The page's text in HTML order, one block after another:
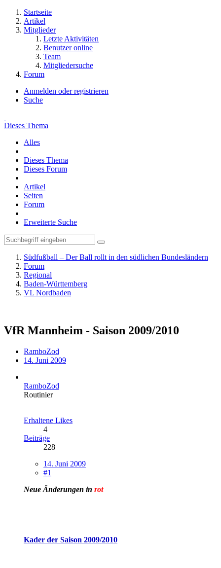
Startseite
Artikel
Mitglieder
Letzte Aktivitäten
Benutzer online
Team
Mitgliedersuche
Forum
Anmelden oder registrieren
Suche
Dieses Thema
Alles
Dieses Thema
Dieses Forum
Artikel
Seiten
Forum
Erweiterte Suche
Südfußball – Der Ball rollt in den südlichen Bundesländern
Forum
Regional
Baden-Württemberg
VL Nordbaden
VfR Mannheim - Saison 2009/2010
RamboZod
14. Juni 2009
RamboZod
Routinier
Erhaltene Likes
4
Beiträge
228
14. Juni 2009
#1
Neue Änderungen in rot
Kader der Saison 2009/2010